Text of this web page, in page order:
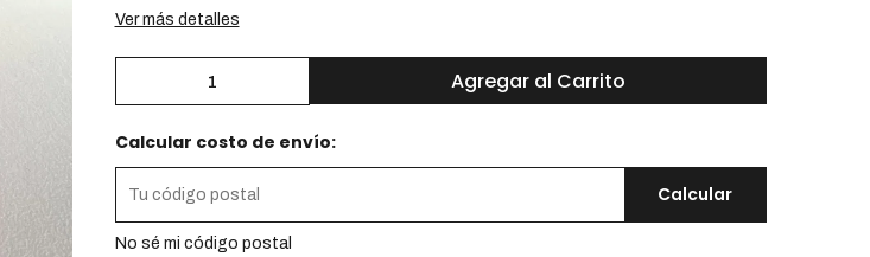
Ver más detalles
Agregar al Carrito
Calcular costo de envío:
Calcular
No sé mi código postal